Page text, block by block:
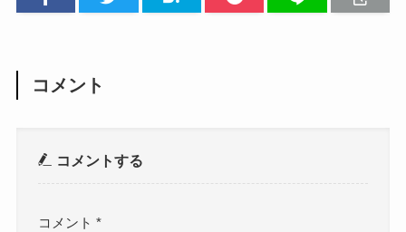
コメント
コメントする
コメント*